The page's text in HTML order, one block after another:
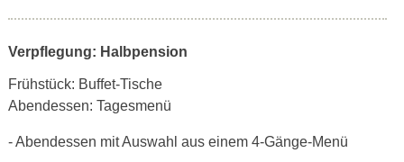
Verpflegung: Halbpension
Frühstück: Buffet-Tische
Abendessen: Tagesmenü
- Abendessen mit Auswahl aus einem 4-Gänge-Menü